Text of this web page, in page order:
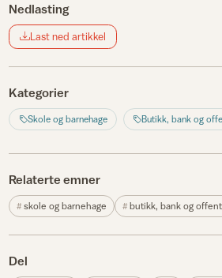
Nedlasting
Last ned artikkel
Kategorier
Skole og barnehage Butikk, bank og
Relaterte emner
skole og barnehage butikk, bank og
Del